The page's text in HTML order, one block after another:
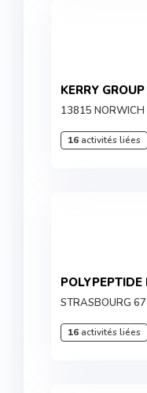
KERRY GROUP
13815 NORWICH
16activités liées
STRASBOURG
16activités liées